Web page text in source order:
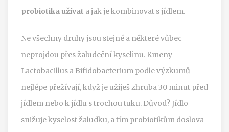
probiotika užívat a jak je kombinovat s jídlem.
Ne všechny druhy jsou stejné a některé vůbec
neprojdou přes žaludeční kyselinu. Kmeny
Lactobacillus a Bifidobacterium podle výzkumů
nejlépe přežívají, když je užiješ zhruba 30 minut před
jídlem nebo k jídlu s trochou tuku. Důvod? Jídlo
snižuje kyselost žaludku, a tím probiotikům doslova